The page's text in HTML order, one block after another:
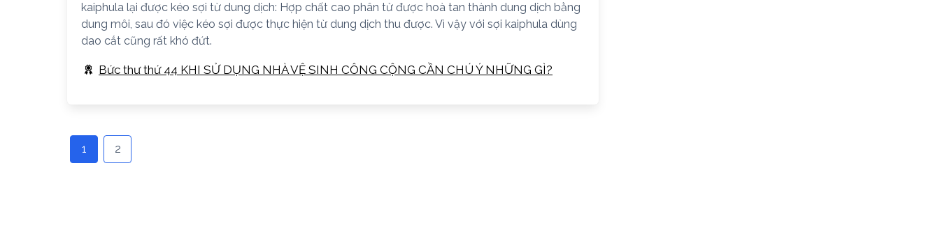
kaiphula lại được kéo sợi từ dung dịch: Hợp chất cao phân tử được hoà tan thành dung dịch bằng
dung môi, sau đó việc kéo sợi được thực hiện từ dung dịch thu được. Vì vậy với sợi kaiphula dùng
dao cắt cũng rất khó đứt.
Bức thư thứ 44 KHI SỬ DỤNG NHÀ VỆ SINH CÔNG CỘNG CẦN CHÚ Ý NHỮNG GÌ?
1 2